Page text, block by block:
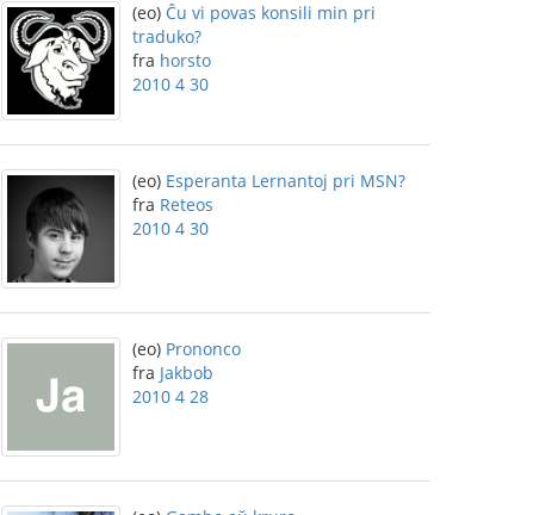
(eo) Ĉu vi povas konsili min pri
traduko?
fra horsto
2010 4 30
(eo) Esperanta Lernantoj pri MSN?
fra Reteos
2010 4 30
(eo) Prononco
fra Jakbob
2010 4 28